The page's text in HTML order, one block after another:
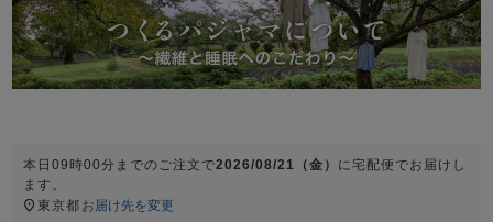
すべてのキッ
パジャマ
本日09時00分 までのご注文で2026/08/21（金） に宅配便 でお届けし
ます。
東京都 お届け先を変更